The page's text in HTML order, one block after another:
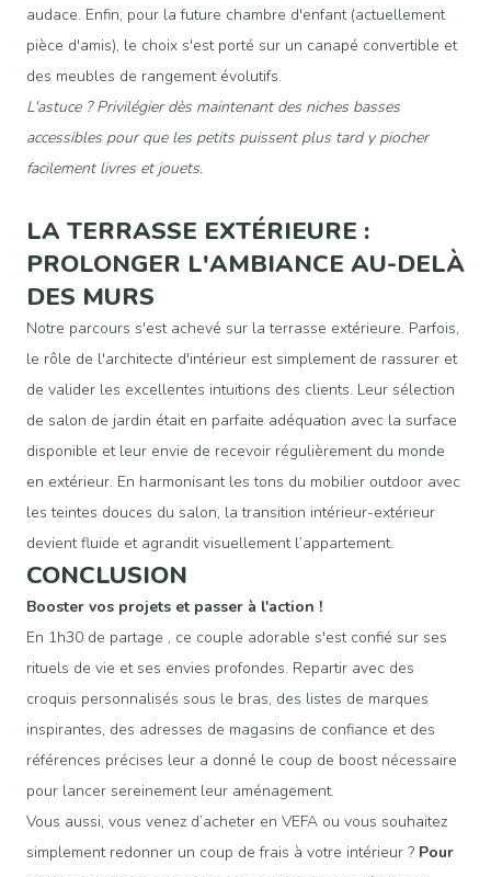
audace. Enfin, pour la future chambre d'enfant (actuellement
pièce d'amis), le choix s'est porté sur un canapé convertible et
des meubles de rangement évolutifs.
L'astuce ? Privilégier dès maintenant des niches basses
accessibles pour que les petits puissent plus tard y piocher
facilement livres et jouets.
LA TERRASSE EXTÉRIEURE :
PROLONGER L'AMBIANCE AU-DELÀ
DES MURS
Notre parcours s'est achevé sur la terrasse extérieure. Parfois,
le rôle de l'architecte d'intérieur est simplement de rassurer et
de valider les excellentes intuitions des clients. Leur sélection
de salon de jardin était en parfaite adéquation avec la surface
disponible et leur envie de recevoir régulièrement du monde
en extérieur. En harmonisant les tons du mobilier outdoor avec
les teintes douces du salon, la transition intérieur-extérieur
devient fluide et agrandit visuellement l’appartement.
CONCLUSION
Booster vos projets et passer à l'action !
En 1h30 de partage , ce couple adorable s'est confié sur ses
rituels de vie et ses envies profondes. Repartir avec des
croquis personnalisés sous le bras, des listes de marques
inspirantes, des adresses de magasins de confiance et des
références précises leur a donné le coup de boost nécessaire
pour lancer sereinement leur aménagement.
Vous aussi, vous venez d’acheter en VEFA ou vous souhaitez
simplement redonner un coup de frais à votre intérieur ? Pour